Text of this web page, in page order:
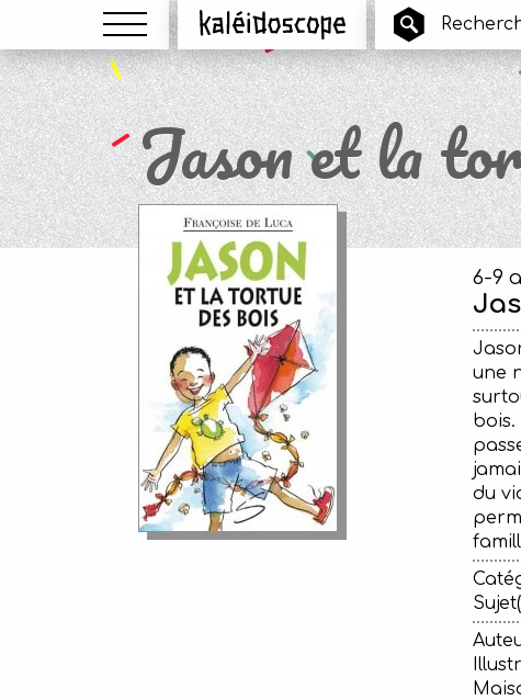
Menu Kaléidoscope
Jason et la
6-9
une
bois.
du